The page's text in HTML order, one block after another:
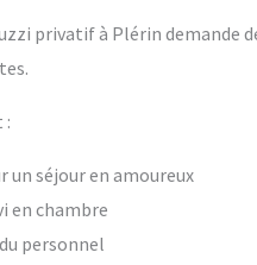
privatif à Plérin demande
:
un séjour en amoureux
en chambre
personnel